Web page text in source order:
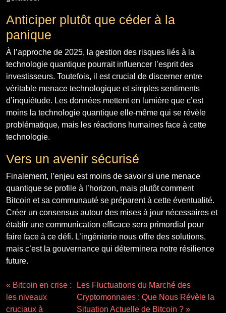
Anticiper plutôt que céder à la
panique
À l’approche de 2025, la gestion des risques liés à la
technologie quantique pourrait influencer l’esprit des
investisseurs. Toutefois, il est crucial de discerner entre
véritable menace technologique et simples sentiments
d’inquiétude. Les données mettent en lumière que c’est
moins la technologie quantique elle-même qui se révèle
problématique, mais les réactions humaines face à cette
technologie.
Vers un avenir sécurisé
Finalement, l’enjeu est moins de savoir si une menace
quantique se profile à l’horizon, mais plutôt comment
Bitcoin et sa communauté se préparent à cette éventualité.
Créer un consensus autour des mises à jour nécessaires et
établir une communication efficace sera primordial pour
faire face à ce défi. L’ingénierie nous offre des solutions,
mais c’est la gouvernance qui déterminera notre résilience
future.
« Bitcoin en crise :
les niveaux
cruciaux à
Les Fluctuations du Marché des
Cryptomonnaies : Que Nous Révèle la
Situation Actuelle de Bitcoin ? »